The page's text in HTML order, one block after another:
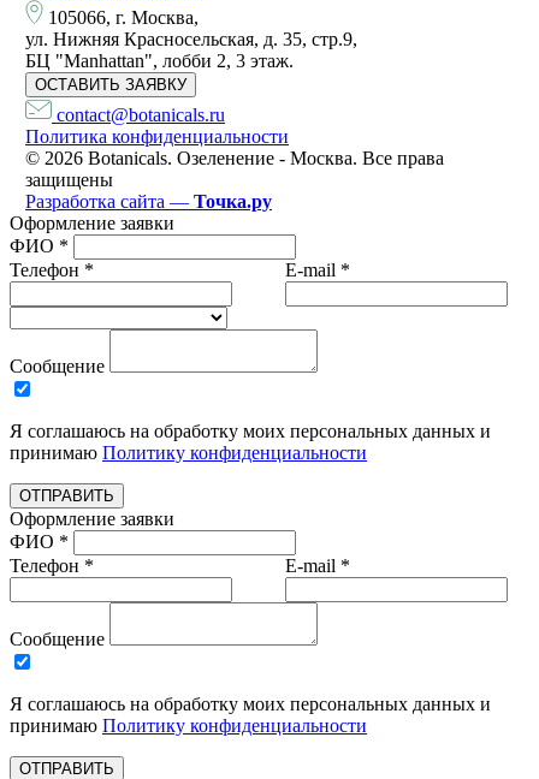
105066, г. Москва,
ул. Нижняя Красносельская, д. 35, стр.9,
БЦ "Manhattan", лобби 2, 3 этаж.
ОСТАВИТЬ ЗАЯВКУ
contact@botanicals.ru
Политика конфиденциальности
© 2026 Botanicals. Озеленение - Москва. Все права
защищены
Разработка сайта — Точка.ру
Оформление заявки
ФИО *
Телефон *
E-mail *
Сообщение
Я соглашаюсь на обработку моих персональных данных и
принимаю Политику конфиденциальности
ОТПРАВИТЬ
Оформление заявки
ФИО *
Телефон *
E-mail *
Сообщение
Я соглашаюсь на обработку моих персональных данных и
принимаю Политику конфиденциальности
ОТПРАВИТЬ